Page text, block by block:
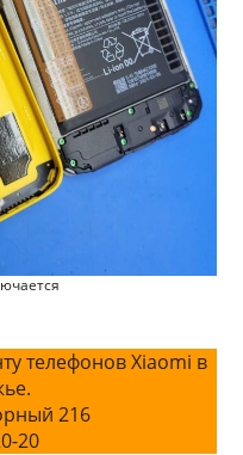
телефонов Xiaomi в
216
20